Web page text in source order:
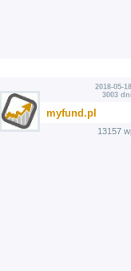
2018-05-
3003
myfund.pl
13157